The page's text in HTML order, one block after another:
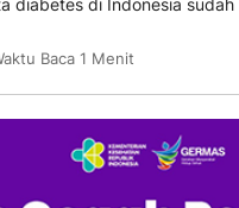
Baca 1 Menit